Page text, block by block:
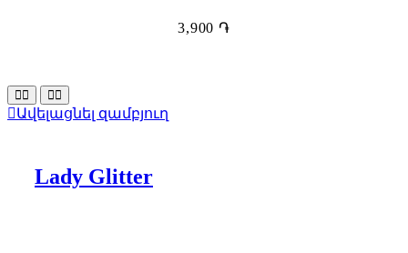
3,900 ֏
Ավելացնել զամբյուղ
Lady Glitter